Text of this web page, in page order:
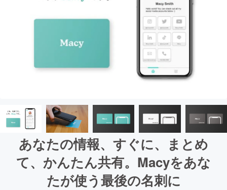
あなたの情報、すぐに、まとめ
て、かんたん共有。Macyをあな
たが使う最後の名刺に